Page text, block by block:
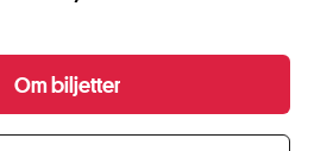
Om biljetter